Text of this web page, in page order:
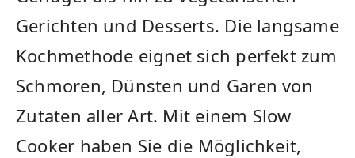
Gerichten und Desserts. Die langsame
Kochmethode eignet sich perfekt zum
Schmoren, Dünsten und Garen von
⁣Zutaten aller Art. ​Mit einem Slow
Cooker haben Sie die Möglichkeit,